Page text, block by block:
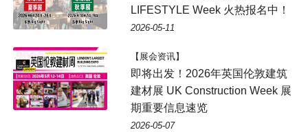
LIFESTYLE Week 火热报名中！
2026-05-11
【展会资讯】
即将出发！2026年英国伦敦建筑
建材展 UK Construction Week 展
期重要信息速览
2026-05-07